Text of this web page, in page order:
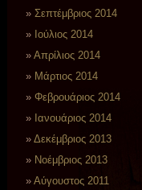
Σεπτέμβριος 2014
Ιούλιος 2014
Απρίλιος 2014
Μάρτιος 2014
Φεβρουάριος 2014
Ιανουάριος 2014
Δεκέμβριος 2013
Νοέμβριος 2013
Αύγουστος 2011